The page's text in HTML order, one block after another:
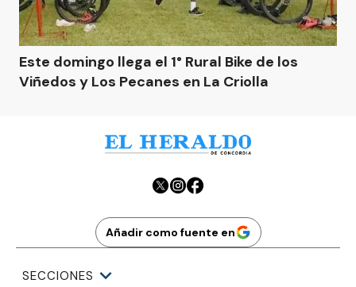
Este domingo llega el 1° Rural Bike de los
Viñedos y Los Pecanes en La Criolla
Añadir como fuente en
SECCIONES